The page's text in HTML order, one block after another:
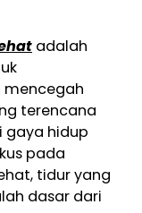
adalah
mencegah
terencana
gaya hidup
pada
tidur yang
dasar dari